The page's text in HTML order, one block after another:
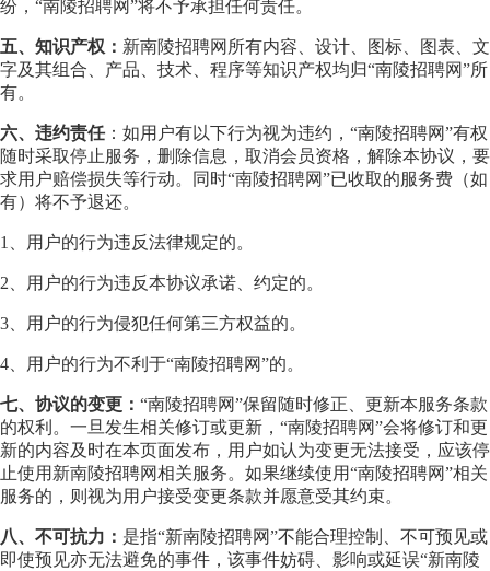
纷，“南陵招聘网”将不予承担任何责任。
五、知识产权： 新南陵招聘网所有内容、设计、图标、图表、文
字及其组合、产品、技术、程序等知识产权均归“南陵招聘网”所
有。
六、违约责任：如用户有以下行为视为违约，“南陵招聘网”有权
随时采取停止服务，删除信息，取消会员资格，解除本协议，要
求用户赔偿损失等行动。同时“南陵招聘网”已收取的服务费（如
有）将不予退还。
1、用户的行为违反法律规定的。
2、用户的行为违反本协议承诺、约定的。
3、用户的行为侵犯任何第三方权益的。
4、用户的行为不利于“南陵招聘网”的。
七、协议的变更： “南陵招聘网”保留随时修正、更新本服务条款
的权利。一旦发生相关修订或更新，“南陵招聘网”会将修订和更
新的内容及时在本页面发布，用户如认为变更无法接受，应该停
止使用新南陵招聘网相关服务。如果继续使用“南陵招聘网”相关
服务的，则视为用户接受变更条款并愿意受其约束。
八、不可抗力： 是指“新南陵招聘网”不能合理控制、不可预见或
即使预见亦无法避免的事件，该事件妨碍、影响或延误“新南陵